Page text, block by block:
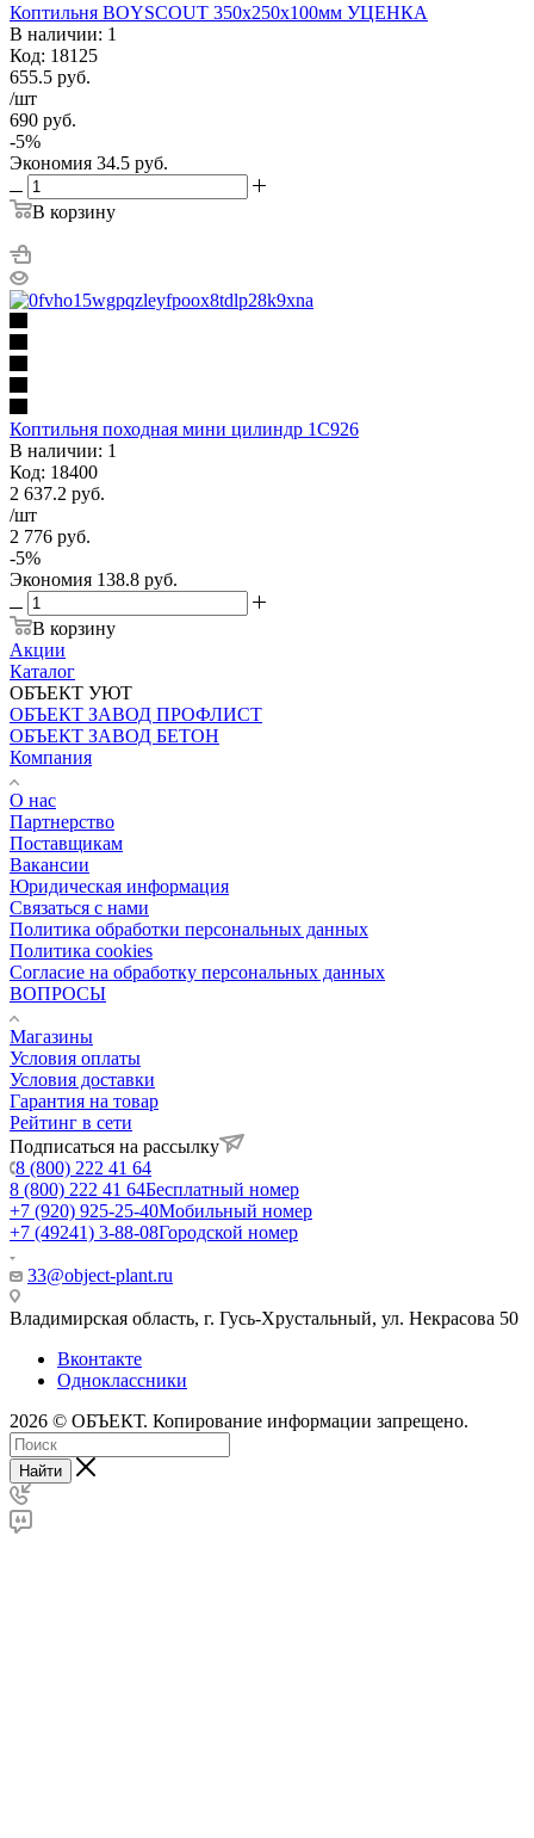
Коптильня BOYSCOUT 350х250х100мм УЦЕНКА
В наличии: 1
Код: 18125
655.5 руб.
/шт
690 руб.
-5%
Экономия 34.5 руб.
В корзину
Коптильня походная мини цилиндр 1С926
В наличии: 1
Код: 18400
2 637.2 руб.
/шт
2 776 руб.
-5%
Экономия 138.8 руб.
В корзину
Акции
Каталог
ОБЪЕКТ УЮТ
ОБЪЕКТ ЗАВОД ПРОФЛИСТ
ОБЪЕКТ ЗАВОД БЕТОН
Компания
О нас
Партнерство
Поставщикам
Вакансии
Юридическая информация
Связаться с нами
Политика обработки персональных данных
Политика cookies
Согласие на обработку персональных данных
ВОПРОСЫ
Магазины
Условия оплаты
Условия доставки
Гарантия на товар
Рейтинг в сети
Подписаться на рассылку
8 (800) 222 41 64
8 (800) 222 41 64Бесплатный номер
+7 (920) 925-25-40Мобильный номер
+7 (49241) 3-88-08Городской номер
33@object-plant.ru
Владимирская область, г. Гусь-Хрустальный, ул. Некрасова 50
Вконтакте
Одноклассники
2026 © ОБЪЕКТ. Копирование информации запрещено.
Найти